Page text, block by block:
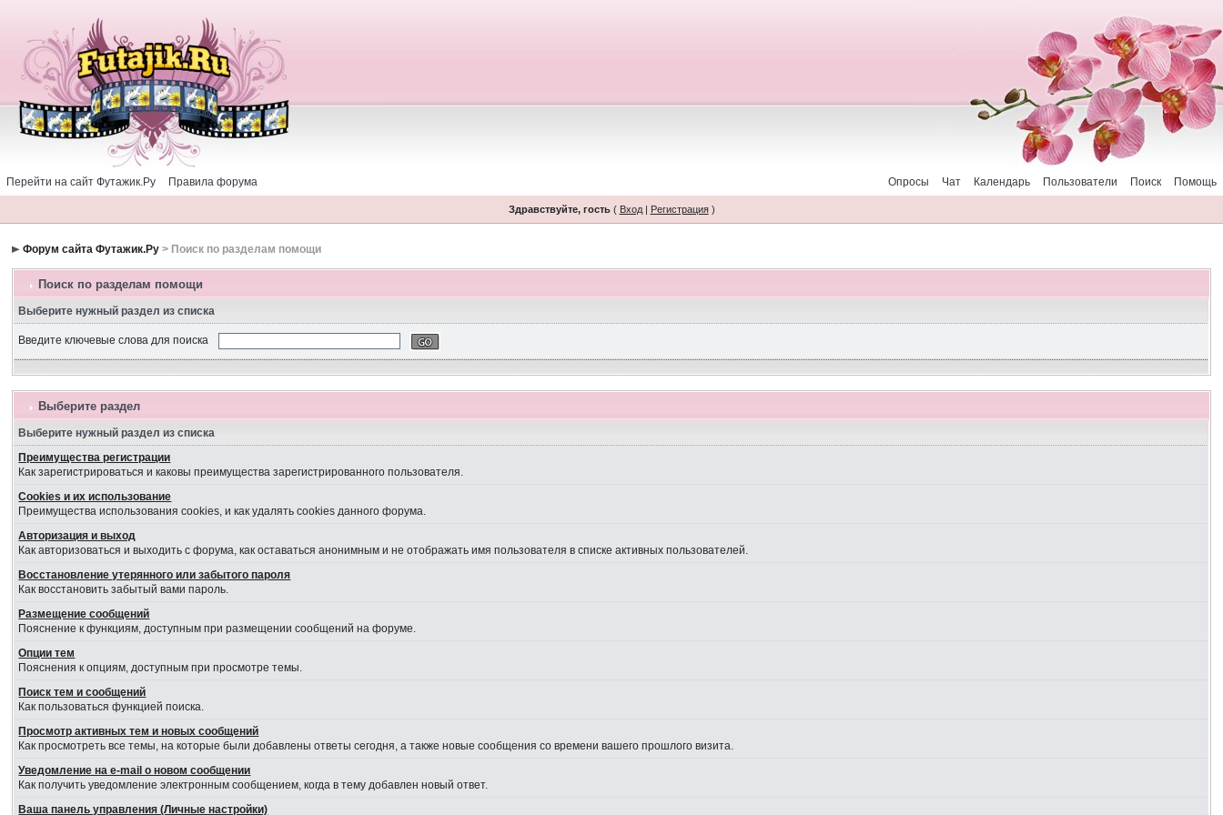
Перейти на сайт Футажик.Ру Правила форума Помощь
Поиск
Пользователи
Календарь
Чат
Опросы
Здравствуйте, гость( Вход| Регистрация)
Форум сайта Футажик.Ру > Поиск по разделам помощи
Поиск по разделам помощи
Выберите нужный раздел из списка
Введите ключевые слова для поиска
Выберите раздел
Выберите нужный раздел из списка
Преимущества регистрации
Как зарегистрироваться и каковы преимущества зарегистрированного пользователя.
Cookies и их использование
Преимущества использования cookies, и как удалять cookies данного форума.
Авторизация и выход
Как авторизоваться и выходить с форума, как оставаться анонимным и не отображать имя пользователя в списке активных пользователей.
Восстановление утерянного или забытого пароля
Как восстановить забытый вами пароль.
Размещение сообщений
Пояснение к функциям, доступным при размещении сообщений на форуме.
Опции тем
Пояснения к опциям, доступным при просмотре темы.
Поиск тем и сообщений
Как пользоваться функцией поиска.
Просмотр активных тем и новых сообщений
Как просмотреть все темы, на которые были добавлены ответы сегодня, а также новые сообщения со времени вашего прошлого визита.
Уведомление на е-mail о новом сообщении
Как получить уведомление электронным сообщением, когда в тему добавлен новый ответ.
Ваша панель управления (Личные настройки)